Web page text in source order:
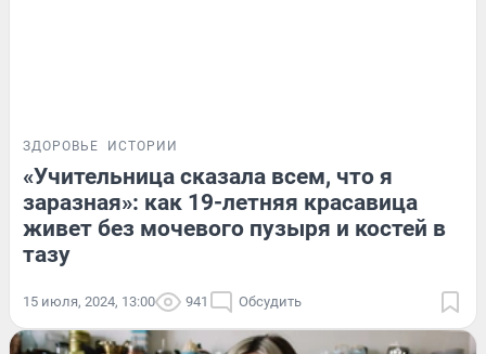
ЗДОРОВЬЕ ИСТОРИИ
«Учительница сказала всем, что я
заразная»: как 19-летняя красавица
живет без мочевого пузыря и костей в
тазу
15 июля, 2024, 13:00 941 Обсудить